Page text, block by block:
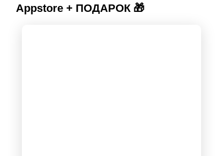
Appstore + ПОДАРОК 🎁